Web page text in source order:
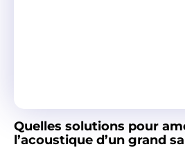
Quelles solutions pour
l’acoustique d’un grand